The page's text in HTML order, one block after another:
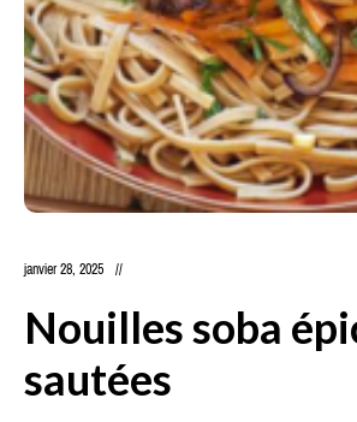
janvier 28, 2025
Nouilles soba
sautées